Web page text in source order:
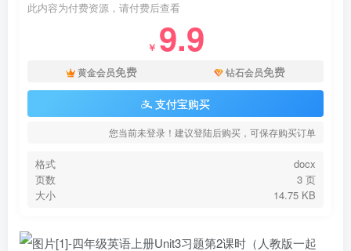
此内容为付费资源，请付费后查看
￥ 9.9
黄金会员免费 钻石会员免费
支付宝购买
您当前未登录！建议登陆后购买，可保存购买订单
格式
docx
页数
3 页
大小
14.75 KB